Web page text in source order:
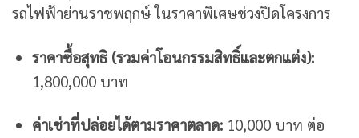
รถไฟฟ้าย่านราชพฤกษ์ ในราคาพิเศษช่วงปิดโครงการ
ราคาซื้อสุทธิ (รวมค่าโอนกรรมสิทธิ์และตกแต่ง):
1,800,000 บาท
ค่าเช่าที่ปล่อยได้ตามราคาตลาด:10,000 บาท ต่อ